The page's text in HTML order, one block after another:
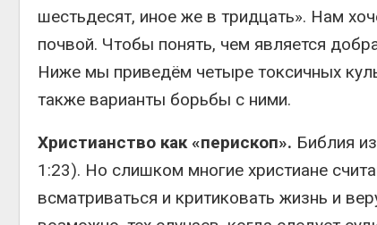
шестьдесят, иное же в тридцать». Нам
почвой. Чтобы понять, чем является
Ниже мы приведём четыре токсичных
также варианты борьбы с ними.
Христианство как «перископ». Библия
1:23). Но слишком многие христиане
всматриваться и критиковать жизнь и